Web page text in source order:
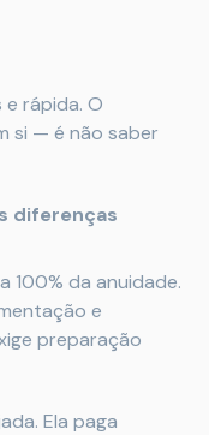
e rápida. O
si — é não saber
diferenças
100% da anuidade.
e
preparação
Ela paga